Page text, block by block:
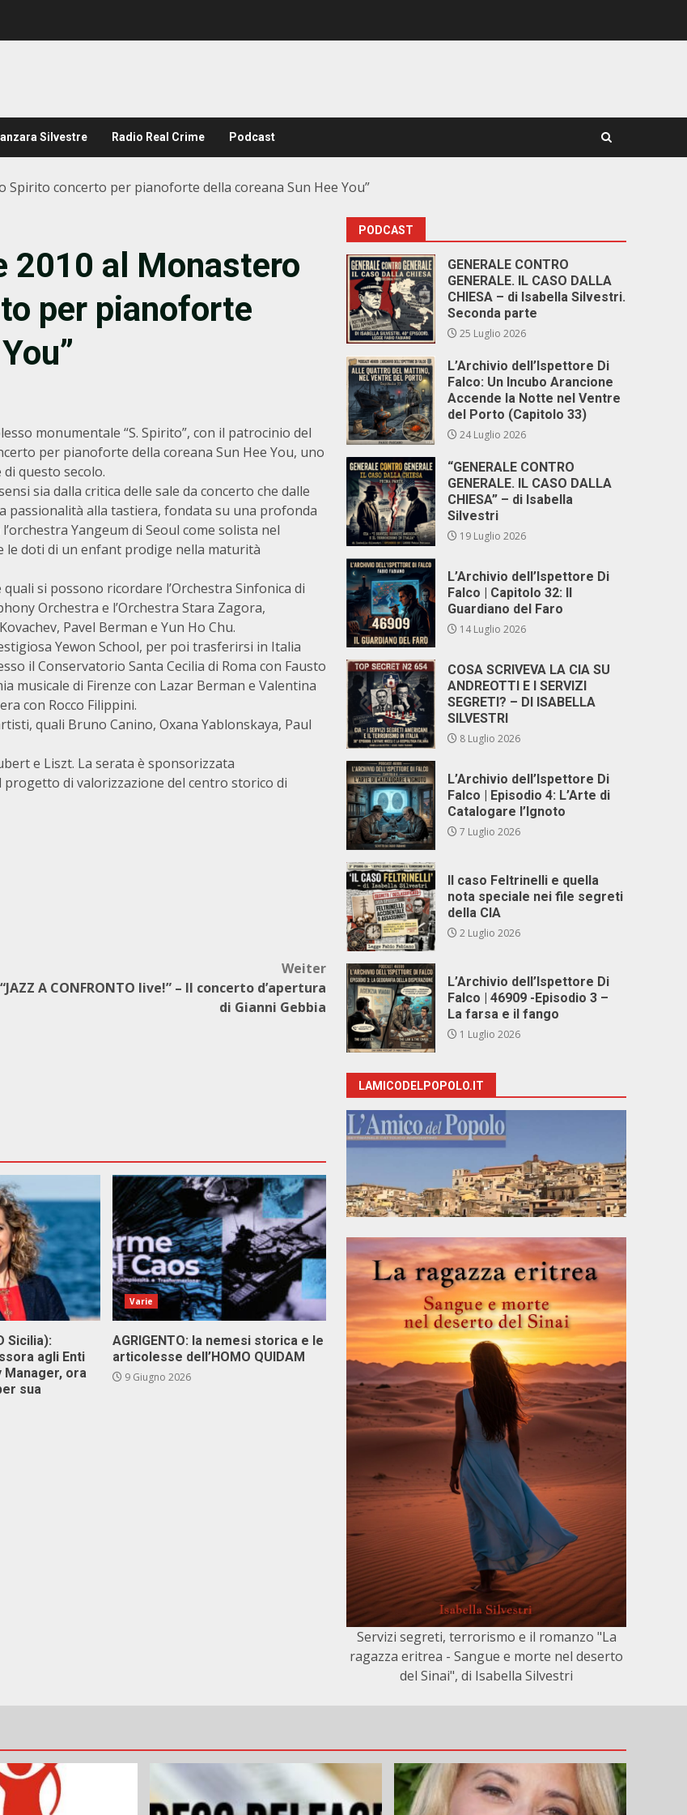
Silvestre Radio Real Crime Podcast
Spirito concerto per pianoforte della coreana Sun Hee You”
2010 al Monastero
per pianoforte
monumentale “S. Spirito”, con il patrocinio del
per pianoforte della coreana Sun Hee You, uno
questo secolo.
sia dalla critica delle sale da concerto che dalle
passionalità alla tastiera, fondata su una profonda
Yangeum di Seoul come solista nel
le doti di un enfant prodige nella maturità
si possono ricordare l’Orchestra Sinfonica di
Orchestra e l’Orchestra Stara Zagora,
Pavel Berman e Yun Ho Chu.
Yewon School, per poi trasferirsi in Italia
il Conservatorio Santa Cecilia di Roma con Fausto
musicale di Firenze con Lazar Berman e Valentina
con Rocco Filippini.
quali Bruno Canino, Oxana Yablonskaya, Paul
e Liszt. La serata è sponsorizzata
progetto di valorizzazione del centro storico di
Weiter
“JAZZ A CONFRONTO live!” – Il concerto d’apertura
di Gianni Gebbia
Sicilia):
agli Enti
Manager, ora
sua
Varie
AGRIGENTO: la nemesi storica e le
articolesse dell’HOMO QUIDAM
9 Giugno 2026
PODCAST
GENERALE CONTRO
GENERALE. IL CASO DALLA
CHIESA – di Isabella Silvestri.
Seconda parte
25 Luglio 2026
L’Archivio dell’Ispettore Di
Falco: Un Incubo Arancione
Accende la Notte nel Ventre
del Porto (Capitolo 33)
24 Luglio 2026
“GENERALE CONTRO
GENERALE. IL CASO DALLA
CHIESA” – di Isabella
Silvestri
19 Luglio 2026
L’Archivio dell’Ispettore Di
Falco | Capitolo 32: Il
Guardiano del Faro
14 Luglio 2026
COSA SCRIVEVA LA CIA SU
ANDREOTTI E I SERVIZI
SEGRETI? – DI ISABELLA
SILVESTRI
8 Luglio 2026
L’Archivio dell’Ispettore Di
Falco | Episodio 4: L’Arte di
Catalogare l’Ignoto
7 Luglio 2026
Il caso Feltrinelli e quella
nota speciale nei file segreti
della CIA
2 Luglio 2026
L’Archivio dell’Ispettore Di
Falco | 46909 -Episodio 3 –
La farsa e il fango
1 Luglio 2026
LAMICODELPOPOLO.IT
Servizi segreti, terrorismo e il romanzo "La
ragazza eritrea - Sangue e morte nel deserto
del Sinai", di Isabella Silvestri